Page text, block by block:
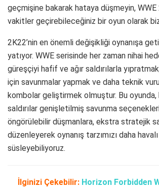
geçmişine bakarak hataya düşmeyin, WWE
vakitler geçirebileceğiniz bir oyun olarak
2K22’nin en önemli değişikliği oynanışa
yatıyor. WWE serisinde her zaman nihai
güreşçiyi hafif ve ağır saldırılarla
için savunmalar yapmak ve daha teknik
kombolar geliştirmek olmuştur. Bu oyunda,
saldırılar genişletilmiş savunma
öngörülebilir düşmanlara, ekstra stratejik
düzenleyerek oynanış tarzımızı daha
süsleyebiliyoruz.
İlginizi Çekebilir: Horizon Forbidden